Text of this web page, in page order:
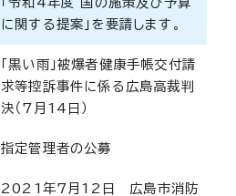
に関する提案」を要請します。
「黒い雨」被爆者健康手帳交付請
求等控訴事件に係る広島高裁判
決（7月14日）
指定管理者の公募
2021年7月12日 広島市消防